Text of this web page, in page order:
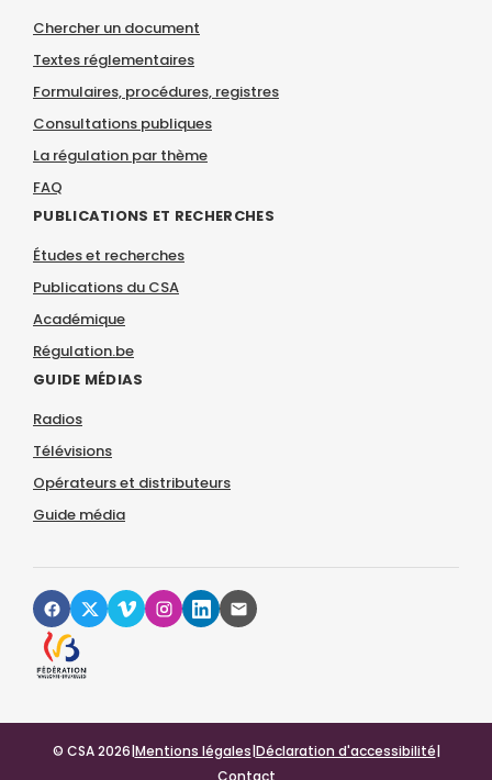
Chercher un document
Textes réglementaires
Formulaires, procédures, registres
Consultations publiques
La régulation par thème
FAQ
PUBLICATIONS ET RECHERCHES
Études et recherches
Publications du CSA
Académique
Régulation.be
GUIDE MÉDIAS
Radios
Télévisions
Opérateurs et distributeurs
Guide média
© CSA 2026|Mentions légales|Déclaration d'accessibilité|
Contact